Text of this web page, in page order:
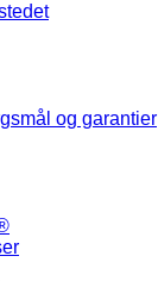
og garantier